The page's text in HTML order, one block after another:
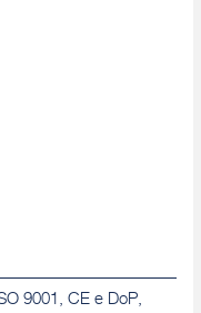
9001, CE e DoP,